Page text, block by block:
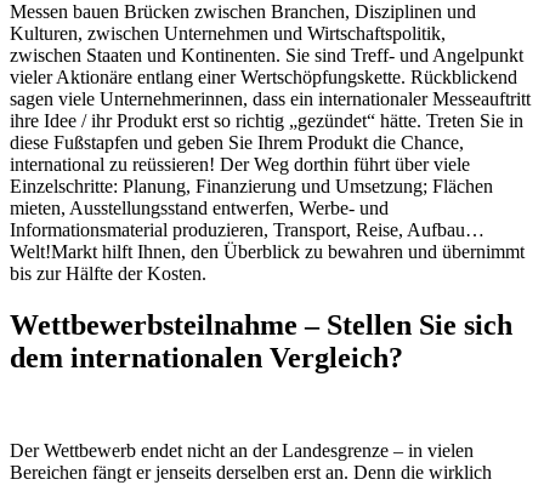
Messen bauen Brücken zwischen Branchen, Disziplinen und
Kulturen, zwischen Unternehmen und Wirtschaftspolitik,
zwischen Staaten und Kontinenten. Sie sind Treff- und Angelpunkt
vieler Aktionäre entlang einer Wertschöpfungskette. Rückblickend
sagen viele Unternehmerinnen, dass ein internationaler Messeauftritt
ihre Idee / ihr Produkt erst so richtig „gezündet“ hätte. Treten Sie in
diese Fußstapfen und geben Sie Ihrem Produkt die Chance,
international zu reüssieren! Der Weg dorthin führt über viele
Einzelschritte: Planung, Finanzierung und Umsetzung; Flächen
mieten, Ausstellungsstand entwerfen, Werbe- und
Informationsmaterial produzieren, Transport, Reise, Aufbau…
Welt!Markt hilft Ihnen, den Überblick zu bewahren und übernimmt
bis zur Hälfte der Kosten.
Wettbewerbsteilnahme – Stellen Sie sich
dem internationalen Vergleich?
Der Wettbewerb endet nicht an der Landesgrenze – in vielen
Bereichen fängt er jenseits derselben erst an. Denn die wirklich